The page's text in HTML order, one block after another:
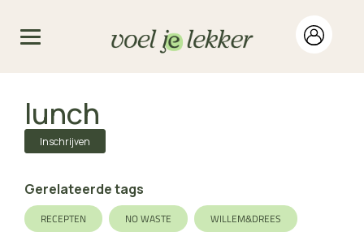
lunch
Inschrijven
Gerelateerde tags
RECEPTEN NO WASTE
WILLEM&DREES